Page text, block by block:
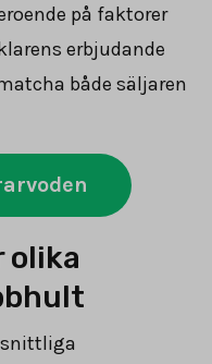
på faktorer
erbjudande
både säljaren
olika